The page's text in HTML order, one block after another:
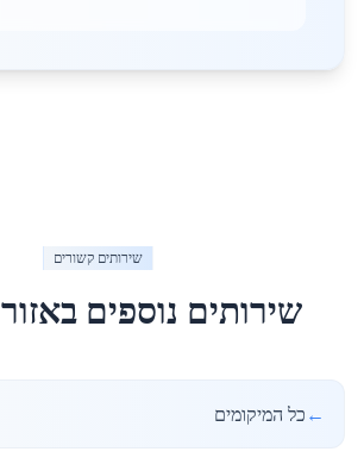
שירותים קשורים
שירותים נוספים באזור
← כל המיקומים